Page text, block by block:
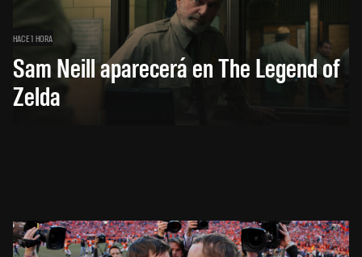
HACE 1 HORA
Sam Neill aparecerá en The Legend of
Zelda